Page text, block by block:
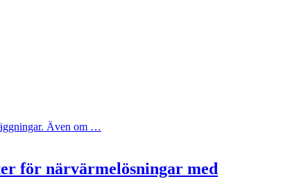
Även om …
för närvärmelösningar med